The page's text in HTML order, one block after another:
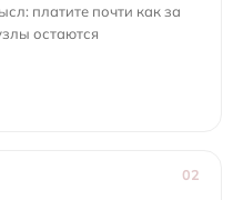
платите почти как за
остаются
02